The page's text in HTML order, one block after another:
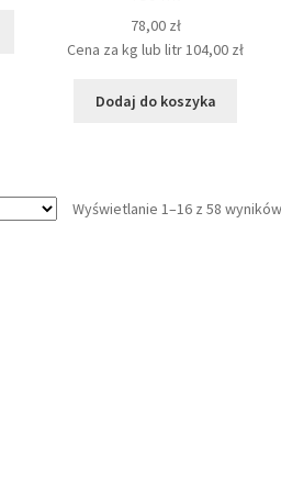
78,00 zł
Cena za kg lub litr104,00 zł
Dodaj do koszyka
Wyświetlanie 1–16 z 58 wyników